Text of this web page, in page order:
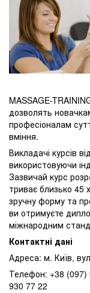
MASSAGE-
дозволять
професіоналам
вміння.
Викладачі курсів
використовуючи
Зазвичай курс
триває близько
зручну форму та
ви отримуєте
міжнародним
Контактні дані
Адреса: м. Київ,
Телефон: +38 (097)
930 77 22